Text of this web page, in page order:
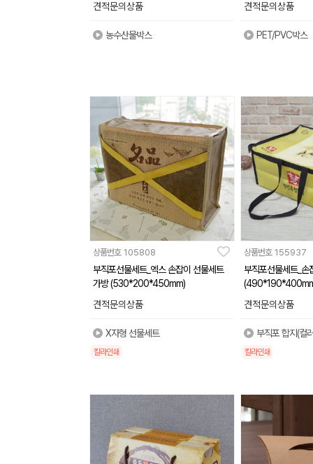
견적문의상품
농수산물박스
견적문의상품
PET/PVC박스
상품번호 105808
부직포선물세트_엑스 손잡이 선물세트
가방 (530*200*450mm)
견적문의상품
X자형 선물세트
칼라인쇄
상품번호 155937
부직포선물세트_손
견적문의상품
부직포 합지(컬
칼라인쇄